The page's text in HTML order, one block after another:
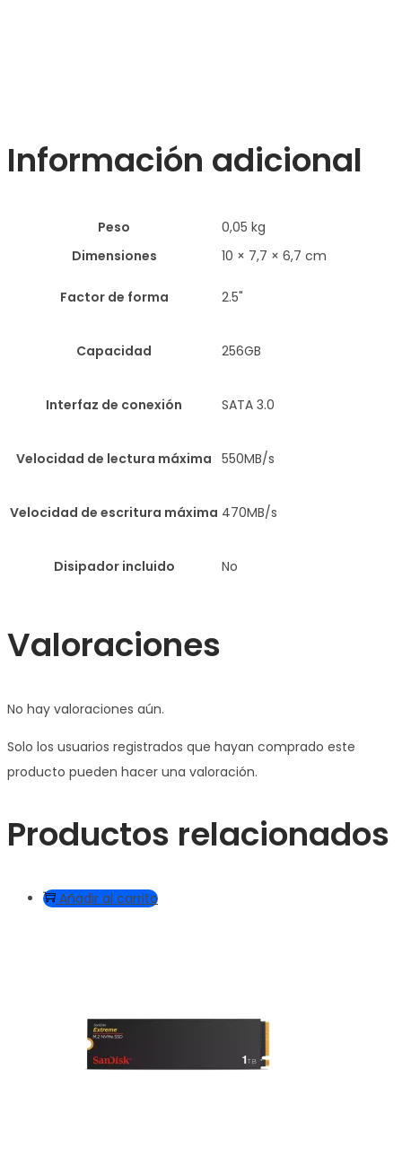
Información adicional
Peso
0,05 kg
Dimensiones
10 × 7,7 × 6,7 cm
Factor de forma 2.5"
Capacidad 256GB
Interfaz de conexión SATA 3.0
Velocidad de lectura máxima 550MB/s
Velocidad de escritura máxima 470MB/s
Disipador incluido No
Valoraciones
No hay valoraciones aún.
Solo los usuarios registrados que hayan comprado este
producto pueden hacer una valoración.
Productos relacionados
Añadir al carrito